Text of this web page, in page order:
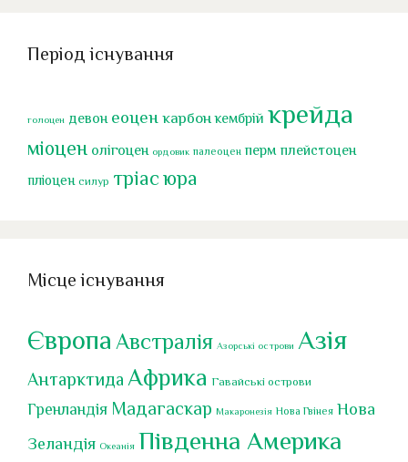
Період існування
голоцен девон еоцен карбон кембрій крейда
міоцен олігоцен ордовик палеоцен перм плейстоцен
пліоцен силур тріасюра
Місце існування
Європа Австралія Азорські острови Азія
Антарктида Африка Гавайські острови
Гренландія Мадагаскар Макаронезія Нова Гвінея Нова
Зеландія Океанія Південна Америка